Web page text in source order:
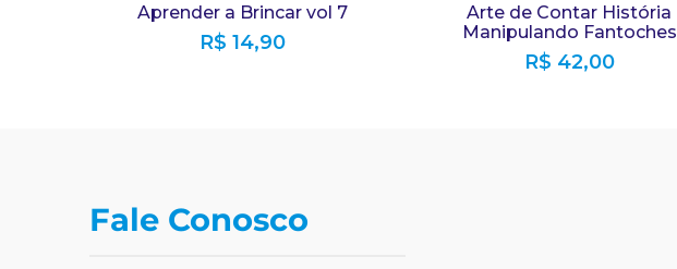
Aprender a Brincar vol 7
R$ 14,90
Arte de Contar História
Manipulando Fantoches
R$ 42,00
Fale Conosco